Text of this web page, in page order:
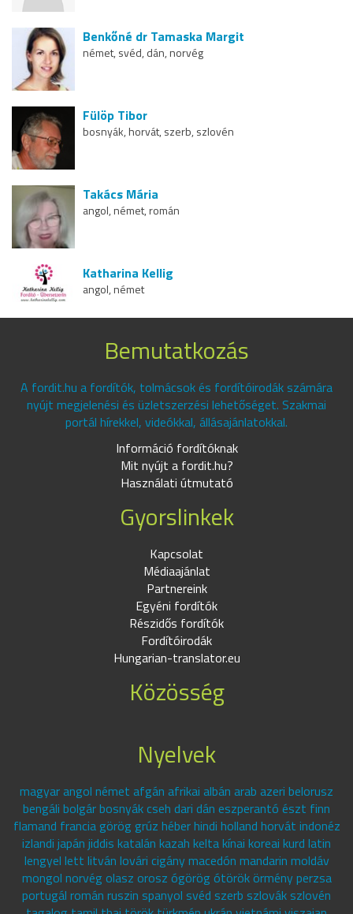
Benkőné dr Tamaska Margit
német, svéd, dán, norvég
Fülöp Tibor
bosnyák, horvát, szerb, szlovén
Takács Mária
angol, német, román
Katharina Kellig
angol, német
Bemutatkozás
A fordit.hu a fordítók, tolmácsok és fordítóirodák számára
nyújt megjelenési és üzletszerzési lehetőséget. Szakmai
portál hírekkel, videókkal, állásajánlatokkal.
Információ fordítóknak
Mit nyújt a fordit.hu?
Használati útmutató
Gyorslinkek
Kapcsolat
Médiaajánlat
Partnereink
Egyéni fordítók
Részidős fordítók
Fordítóirodák
Hungarian-translator.eu
Közösség
Nyelvek
magyar angol német afgán afrikai albán arab azeri belorusz
bengáli bolgár bosnyák cseh dari dán eszperantó észt finn
flamand francia görög grúz héber hindi holland horvát indonéz
izlandi japán jiddis katalán kazah kelta kínai koreai kurd latin
lengyel lett litván lovári cigány macedón mandarin moldáv
mongol norvég olasz orosz ógörög ótörök örmény perzsa
portugál román ruszin spanyol svéd szerb szlovák szlovén